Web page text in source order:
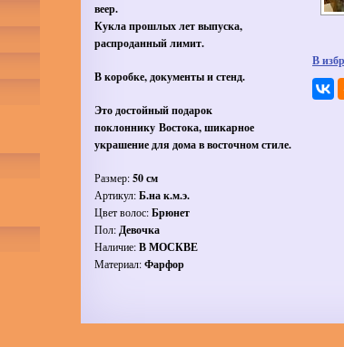
веер.
Кукла прошлых лет выпуска,
распроданный лимит.
В коробке, документы и стенд.
Это достойный подарок
поклоннику Востока, шикарное
украшение для дома в восточном стиле.
Размер:50 см
Артикул:Б.на к.м.э.
Цвет волос:Брюнет
Пол:Девочка
Наличие:В МОСКВЕ
Материал:Фарфор
В